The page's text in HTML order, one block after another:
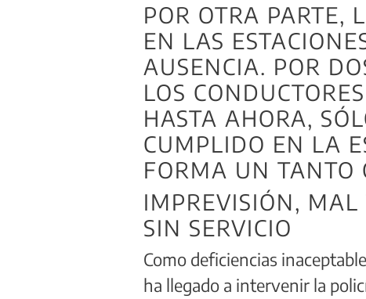
POR OTRA PARTE,
EN LAS
AUSENCIA. POR
LOS
HASTA AHORA,
CUMPLIDO EN LA
FORMA UN TANTO
IMPREVISIÓN, MAL
SIN SERVICIO
Como deficiencias
ha llegado a intervenir la